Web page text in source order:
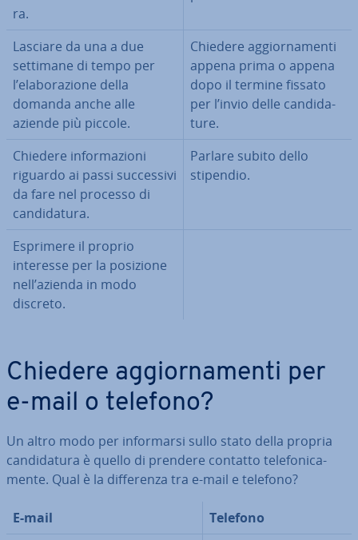
ra.
Lasciare da una a due
settimane di tempo per
l’ela­bo­ra­zio­ne della
domanda anche alle
aziende più piccole.
Chiedere ag­gior­na­men­ti
appena prima o appena
dopo il termine fissato
per l’invio delle can­di­da­
tu­re.
Chiedere in­for­ma­zio­ni
riguardo ai passi suc­ces­si­vi
da fare nel processo di
can­di­da­tu­ra.
Parlare subito dello
stipendio.
Esprimere il proprio
interesse per la posizione
nell’azienda in modo
discreto.
Chiedere ag­gior­na­men­ti per
e-mail o telefono?
Un altro modo per in­for­mar­si sullo stato della propria
can­di­da­tu­ra è quello di prendere contatto te­le­fo­ni­ca­
men­te. Qual è la dif­fe­ren­za tra e-mail e telefono?
E-mail
Telefono